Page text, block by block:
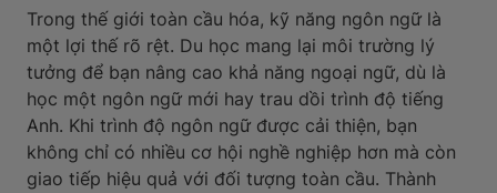
Trong thế giới toàn cầu hóa, kỹ năng ngôn ngữ là
một lợi thế rõ rệt. Du học mang lại môi trường lý
tưởng để bạn nâng cao khả năng ngoại ngữ, dù là
học một ngôn ngữ mới hay trau dồi trình độ tiếng
Anh. Khi trình độ ngôn ngữ được cải thiện, bạn
không chỉ có nhiều cơ hội nghề nghiệp hơn mà còn
giao tiếp hiệu quả với đối tượng toàn cầu. Thành